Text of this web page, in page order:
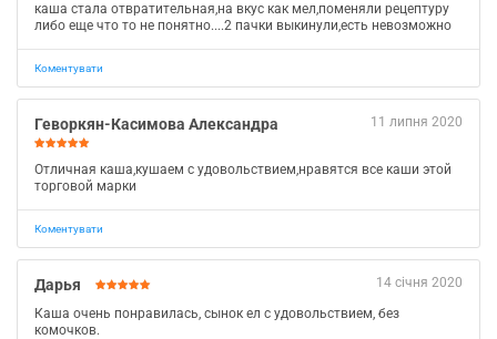
каша стала отвратительная,на вкус как мел,поменяли рецептуру
либо еще что то не понятно....2 пачки выкинули,есть невозможно
Коментувати
11 липня 2020
Геворкян-Касимова Александра
Отличная каша,кушаем с удовольствием,нравятся все каши этой
торговой марки
Коментувати
14 січня 2020
Дарья
Каша очень понравилась, сынок ел с удовольствием, без
комочков.